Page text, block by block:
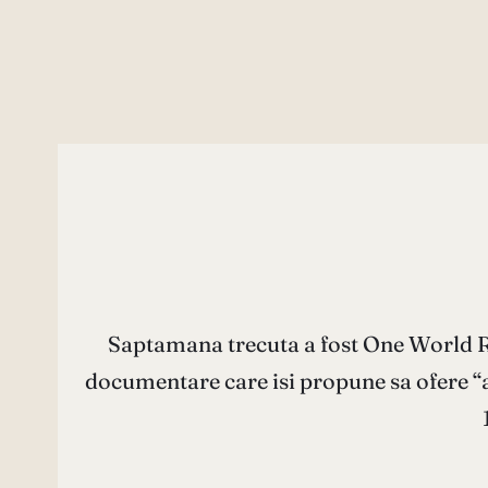
Saptamana trecuta a fost One World
documentare care isi propune sa ofere